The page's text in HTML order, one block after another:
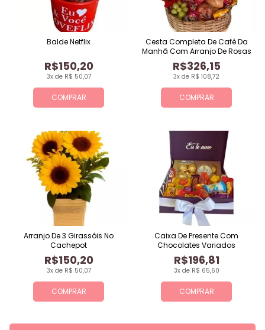
COMPRAR
3x de R$ 50,07
R$150,20
Balde Netflix
COMPRAR
3x de R$ 108,72
R$326,15
Cesta Completa De Café Da
Manhã Com Arranjo De Rosas
COMPRAR
3x de R$ 50,07
R$150,20
Arranjo De 3 Girassóis No
Cachepot
COMPRAR
3x de R$ 65,60
R$196,81
Caixa De Presente Com
Chocolates Variados